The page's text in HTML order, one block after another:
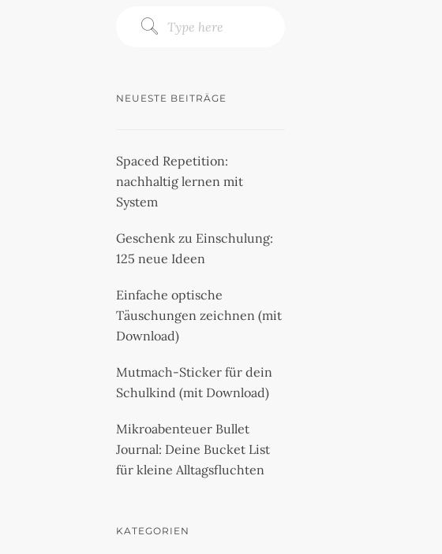
NEUESTE BEITRÄGE
Spaced Repetition:
nachhaltig lernen mit
System
Geschenk zu Einschulung:
125 neue Ideen
Einfache optische
Täuschungen zeichnen (mit
Download)
Mutmach-Sticker für dein
Schulkind (mit Download)
Mikroabenteuer Bullet
Journal: Deine Bucket List
für kleine Alltagsfluchten
KATEGORIEN